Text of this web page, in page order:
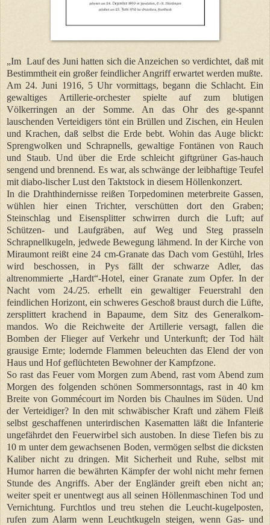
„Im Lauf des Juni hatten sich die Anzeichen so verdichtet, daß mit
Bestimmtheit ein großer feindlicher Angriff erwartet werden mußte.
Am 24. Juni 1916, 5 Uhr vormittags, begann die Schlacht. Ein
gewaltiges Artillerie-orchester spielte auf zum blutigen
Völkerringen an der Somme. An das Ohr des ge-spannt
lauschenden Verteidigers tönt ein Brüllen und Zischen, ein Heulen
und Krachen, daß selbst die Erde bebt. Wohin das Auge blickt:
Sprengwolken und Schrapnells, gewaltige Fontänen von Rauch
und Staub. Und über die Erde schleicht giftgrüner Gas-hauch
sengend und brennend. Es war, als schwänge der leibhaftige Teufel
mit diabo-lischer Lust den Taktstock in diesem Höllenkonzert.
In die Drahthindernisse reißen Torpedominen meterbreite Gassen,
wühlen hier einen Trichter, verschütten dort den Graben;
Steinschlag und Eisensplitter schwirren durch die Luft; auf
Schützen- und Laufgräben, auf Weg und Steg prasseln
Schrapnellkugeln, jedwede Bewegung lähmend. In der Kirche von
Miraumont reißt eine 24 cm-Granate das Dach vom Gestühl, Irles
wird beschossen, in Pys fällt der schwarze Adler, das
altrenommierte „Hardt“-Hotel, einer Granate zum Opfer. In der
Nacht vom 24./25. erhellt ein gewaltiger Feuerstrahl den
feindlichen Horizont, ein schweres Geschoß braust durch die Lüfte,
zersplittert krachend in Bapaume, dem Sitz des Generalkom-
mandos. Wo die Reichweite der Artillerie versagt, fallen die
Bomben der Flieger auf Verkehr und Unterkunft; der Tod hält
grausige Ernte; lodernde Flammen beleuchten das Elend der von
Haus und Hof geflüchteten Bewohner der Kampfzone.
So rast das Feuer vom Morgen zum Abend, rast vom Abend zum
Morgen des folgenden schönen Sommersonntags, rast in 40 km
Breite von Gommécourt im Norden bis Chaulnes im Süden. Und
der Verteidiger? In den mit schwäbischer Kraft und zähem Fleiß
selbst geschaffenen unterirdischen Kasematten läßt die Infanterie
ungefährdet den Feuerwirbel sich austoben. In diese Tiefen bis zu
10 m unter dem gewachsenen Boden, vermögen selbst die dicksten
Kaliber nicht zu dringen. Mit Sicherheit und Ruhe, selbst mit
Humor harren die bewährten Kämpfer der wohl nicht mehr fernen
Stunde des Angriffs. Aber der Engländer greift eben nicht an;
weiter speit er unentwegt aus all seinen Höllenmaschinen Tod und
Vernichtung. Furchtlos und treu stehen die Leucht-kugelposten,
rufen zum Alarm wenn Leuchtkugeln steigen, wenn Gas- und